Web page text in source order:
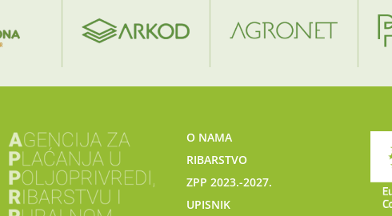
O NAMA
RIBARSTVO
ZPP 2023.-2027.
UPISNIK